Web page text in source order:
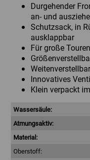
Durgehender
an- und
Schutzsack, in
ausklappbar
Für große
Innovatives
Klein verpackt
Wassersäule:
Atmungsaktiv:
Material:
Oberstoff: